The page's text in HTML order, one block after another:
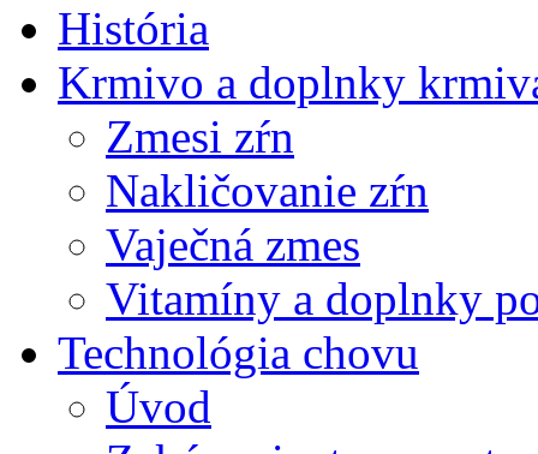
História
Krmivo a doplnky
Zmesi zŕn
Nakličovanie zŕn
Vaječná zmes
Vitamíny a doplnky
Technológia chovu
Úvod